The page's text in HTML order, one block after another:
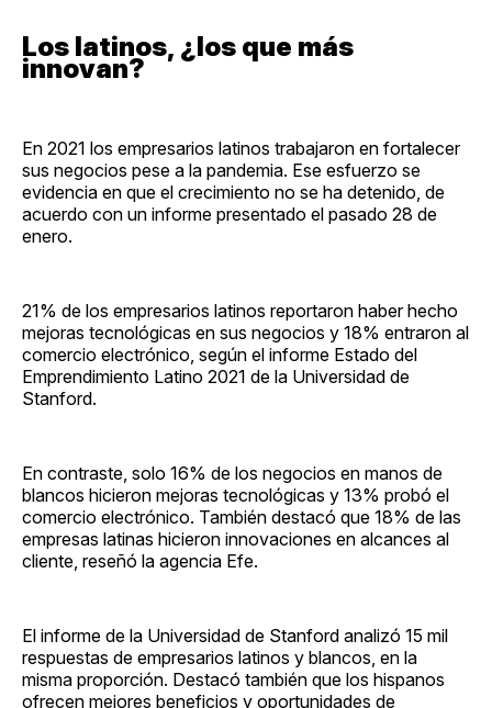
Los latinos, ¿los que más
innovan?
En 2021 los empresarios latinos trabajaron en fortalecer
sus negocios pese a la pandemia. Ese esfuerzo se
evidencia en que el crecimiento no se ha detenido, de
acuerdo con un informe presentado el pasado 28 de
enero.
21% de los empresarios latinos reportaron haber hecho
mejoras tecnológicas en sus negocios y 18% entraron al
comercio electrónico, según el informe Estado del
Emprendimiento Latino 2021 de la Universidad de
Stanford.
En contraste, solo 16% de los negocios en manos de
blancos hicieron mejoras tecnológicas y 13% probó el
comercio electrónico. También destacó que 18% de las
empresas latinas hicieron innovaciones en alcances al
cliente, reseñó la agencia Efe.
El informe de la Universidad de Stanford analizó 15 mil
respuestas de empresarios latinos y blancos, en la
misma proporción. Destacó también que los hispanos
ofrecen mejores beneficios y oportunidades de